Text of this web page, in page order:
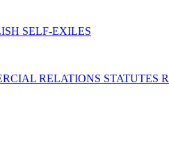
SELF-EXILES
RELATIONS STATUTES